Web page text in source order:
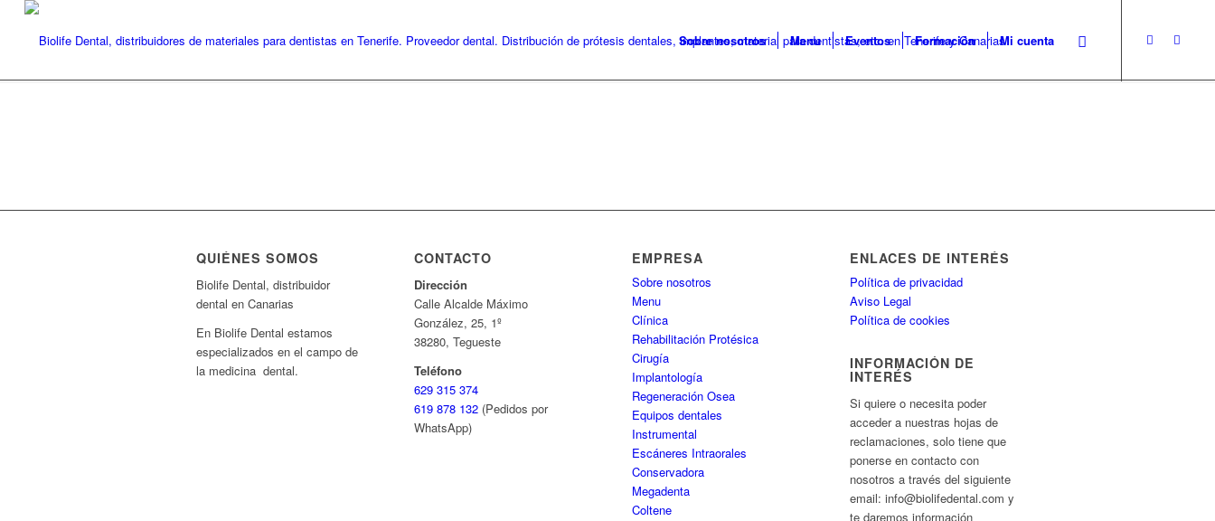
Sobre nosotros Menu Eventos Formación Mi cuenta
QUIÉNES SOMOS
Biolife Dental, distribuidor
dental en Canarias
En Biolife Dental estamos
especializados en el campo de
la medicina dental.
CONTACTO
Dirección
Calle Alcalde Máximo
González, 25, 1º
38280, Tegueste
Teléfono
629 315 374
619 878 132 (Pedidos por
WhatsApp)
EMPRESA
Sobre nosotros
Menu
Clínica
Rehabilitación Protésica
Cirugía
Implantología
Regeneración Osea
Equipos dentales
Instrumental
Escáneres Intraorales
Conservadora
Megadenta
Coltene
ENLACES DE INTERÉS
Política de privacidad
Aviso Legal
Política de cookies
INFORMACIÓN DE
INTERÉS
Si quiere o necesita poder
acceder a nuestras hojas de
reclamaciones, solo tiene que
ponerse en contacto con
nosotros a través del siguiente
email: info@biolifedental.com y
te daremos información